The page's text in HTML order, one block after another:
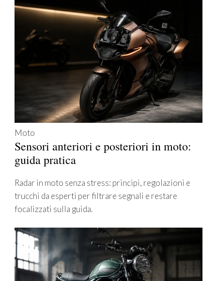
Moto
Sensori anteriori e posteriori in moto:
guida pratica
Radar in moto senza stress: principi, regolazioni e
trucchi da esperti per filtrare segnali e restare
focalizzati sulla guida.